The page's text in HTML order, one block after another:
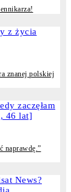
znanej polskiej
naprawdę.”